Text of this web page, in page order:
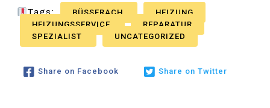
Tags: BÜSSERACH
HEIZUNG
HEIZUNGSSERVICE
REPARATUR
SPEZIALIST
UNCATEGORIZED
Share on Facebook Share on Twitter